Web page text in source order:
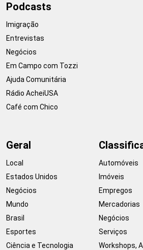
Podcasts
Imigração
Entrevistas
Negócios
Em Campo com Tozzi
Ajuda Comunitária
Rádio AcheiUSA
Café com Chico
Geral
Local
Estados Unidos
Negócios
Mundo
Brasil
Esportes
Ciência e Tecnologia
Automóveis
Imóveis
Empregos
Mercadorias
Negócios
Serviços
Workshops,